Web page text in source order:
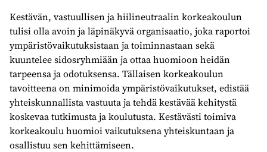
Kestävän, vastuullisen ja hiilineutraalin korkeakoulun
tulisi olla avoin ja läpinäkyvä organisaatio, joka raportoi
ympäristövaikutuksistaan ja toiminnastaan sekä
kuuntelee sidosryhmiään ja ottaa huomioon heidän
tarpeensa ja odotuksensa. Tällaisen korkeakoulun
tavoitteena on minimoida ympäristövaikutukset, edistää
yhteiskunnallista vastuuta ja tehdä kestävää kehitystä
koskevaa tutkimusta ja koulutusta. Kestävästi toimiva
korkeakoulu huomioi vaikutuksena yhteiskuntaan ja
osallistuu sen kehittämiseen.